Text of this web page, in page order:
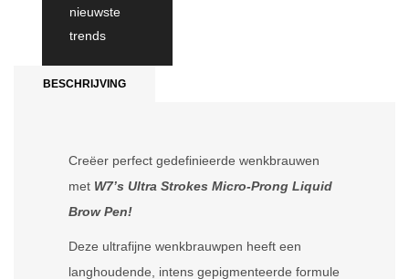
nieuwste
trends
BESCHRIJVING
Creëer perfect gedefinieerde wenkbrauwen
met W7’s Ultra Strokes Micro-Prong Liquid
Brow Pen!
Deze ultrafijne wenkbrauwpen heeft een
langhoudende, intens gepigmenteerde formule